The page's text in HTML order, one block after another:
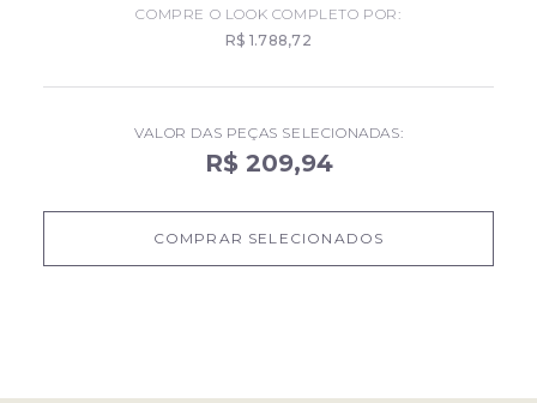
COMPRE O LOOK COMPLETO POR:
R$ 1.788,72
VALOR DAS PEÇAS SELECIONADAS:
R$ 209,94
COMPRAR SELECIONADOS